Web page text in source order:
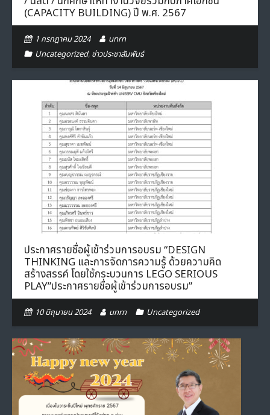
(CAPACITY BUILDING) ปี พ.ศ. 2567
1 กรกฎาคม 2024
unrn
Uncategorized, ข่าวประชาสัมพันธ์
ประกาศรายชื่อผู้เข้าร่วมการอบรม “DESIGN
THINKING และการจัดการความรู้ ด้วยความคิด
สร้างสรรค์ โดยใช้กระบวนการ LEGO SERIOUS
PLAY”ประกาศรายชื่อผู้เข้าร่วมการอบรม”
10 มิถุนายน 2024 unrn Uncategorized